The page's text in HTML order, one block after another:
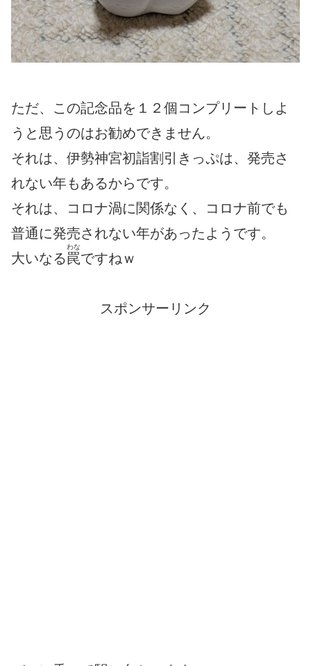
ただ、この記念品を１２個コンプリートしよ
うと思うのはお勧めできません。
それは、伊勢神宮初詣割引きっぷは、発売さ
れない年もあるからです。
それは、コロナ渦に関係なく、コロナ前でも
普通に発売されない年があったようです。
大いなる罠
わな
ですねｗ
スポンサーリンク